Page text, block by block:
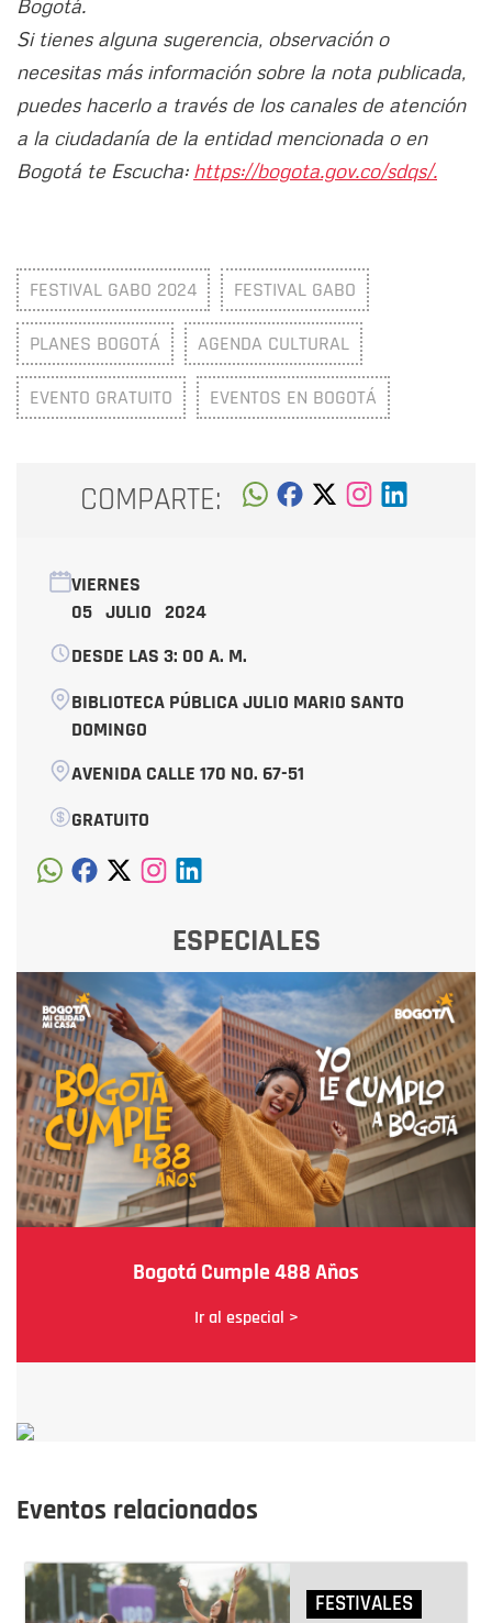
Bogotá.
Si tienes alguna sugerencia, observación o
necesitas más información sobre la nota publicada,
puedes hacerlo a través de los canales de atención
a la ciudadanía de la entidad mencionada o en
Bogotá te Escucha: https://bogota.gov.co/sdqs/.
FESTIVAL GABO 2024 FESTIVAL GABO
PLANES BOGOTÁ AGENDA CULTURAL
EVENTO GRATUITO EVENTOS EN BOGOTÁ
COMPARTE:
VIERNES
05 JULIO 2024
DESDE LAS 3: 00 A. M.
BIBLIOTECA PÚBLICA JULIO MARIO SANTO
DOMINGO
AVENIDA CALLE 170 NO. 67-51
GRATUITO
ESPECIALES
Bogotá Cumple 488 Años
Ir al especial >
Eventos relacionados
FESTIVALES